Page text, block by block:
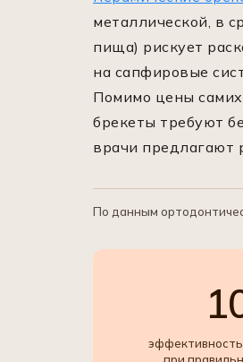
металлической, в
пища) рискует
на сапфировые
Помимо цены самих
брекеты требуют
врачи предлагают
По данным
эффективность